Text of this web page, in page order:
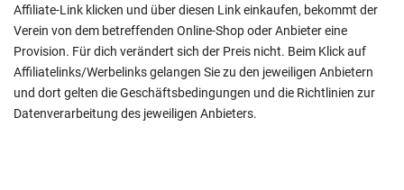
Affiliate-Link klicken und über diesen Link einkaufen, bekommt der
Verein von dem betreffenden Online-Shop oder Anbieter eine
Provision. Für dich verändert sich der Preis nicht. Beim Klick auf
Affiliatelinks/Werbelinks gelangen Sie zu den jeweiligen Anbietern
und dort gelten die Geschäftsbedingungen und die Richtlinien zur
Datenverarbeitung des jeweiligen Anbieters.